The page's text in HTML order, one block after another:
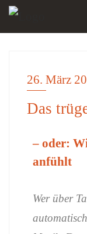
26. März
Das
– oder:
anfühlt
Wer über